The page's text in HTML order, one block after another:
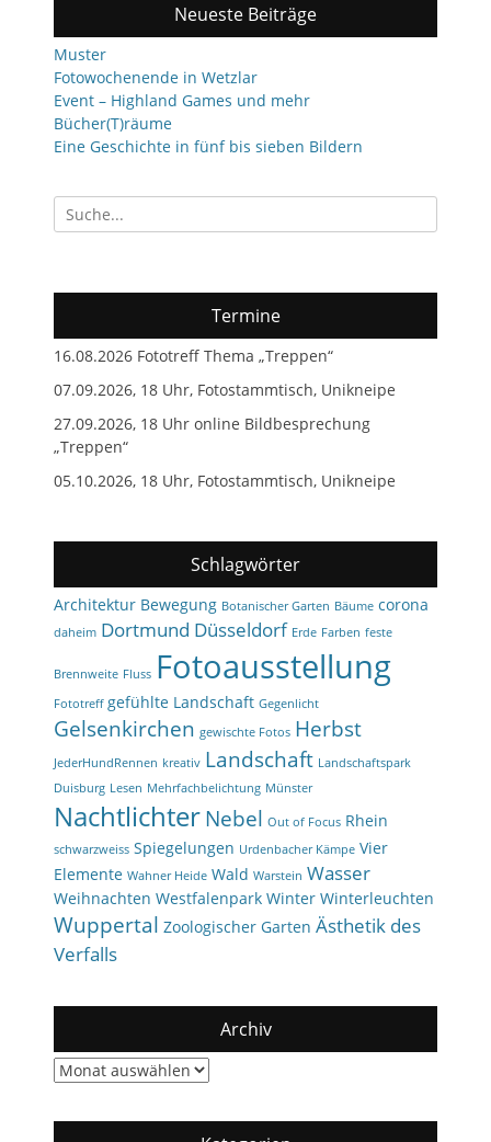
Neueste Beiträge
Muster
Fotowochenende in Wetzlar
Event – Highland Games und mehr
Bücher(T)räume
Eine Geschichte in fünf bis sieben Bildern
Suchen
nach:
Termine
16.08.2026 Fototreff Thema „Treppen“
07.09.2026, 18 Uhr, Fotostammtisch, Unikneipe
27.09.2026, 18 Uhr online Bildbesprechung
„Treppen“
05.10.2026, 18 Uhr, Fotostammtisch, Unikneipe
Schlagwörter
Architektur Bewegung Botanischer Garten Bäume corona
daheim Dortmund Düsseldorf Erde Farben feste
Brennweite Fluss Fotoausstellung
Fototreff gefühlte Landschaft Gegenlicht
Gelsenkirchen gewischte Fotos Herbst
JederHundRennen kreativ Landschaft Landschaftspark
Duisburg Lesen Mehrfachbelichtung Münster
NachtlichterNebel Out of Focus Rhein
schwarzweiss Spiegelungen Urdenbacher Kämpe Vier
Elemente Wahner Heide Wald Warstein Wasser
Weihnachten Westfalenpark Winter Winterleuchten
Wuppertal Zoologischer Garten Ästhetik des
Verfalls
Archiv
Archiv